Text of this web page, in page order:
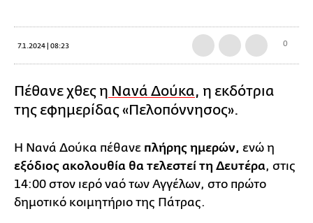
7.1.2024 | 08:23 0
Πέθανε χθες η Νανά Δούκα, η εκδότρια
της εφημερίδας «Πελοπόννησος».
Η Νανά Δούκα πέθανε πλήρης ημερών, ενώ η
εξόδιος ακολουθία θα τελεστεί τη Δευτέρα, στις
14:00 στον ιερό ναό των Αγγέλων, στο πρώτο
δημοτικό κοιμητήριο της Πάτρας.